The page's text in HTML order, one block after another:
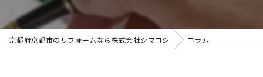
京都府京都市のリフォームなら株式会社シマコシ コラム